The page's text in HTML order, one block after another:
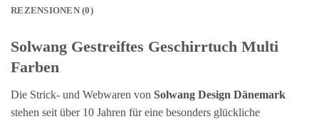
REZENSIONEN (0)
Solwang Gestreiftes Geschirrtuch Multi
Farben
Die Strick- und Webwaren von Solwang Design Dänemark
stehen seit über 10 Jahren für eine besonders glückliche